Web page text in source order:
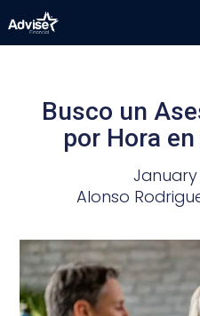
Busco un
por Hora
January
Alonso